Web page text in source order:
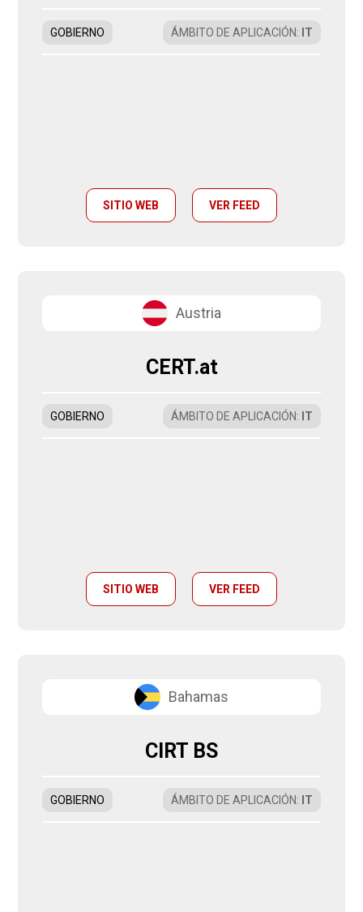
GOBIERNO ÁMBITO DE APLICACIÓN: IT
SITIO WEB VER FEED
Austria
CERT.at
GOBIERNO ÁMBITO DE APLICACIÓN: IT
SITIO WEB VER FEED
Bahamas
CIRT BS
GOBIERNO ÁMBITO DE APLICACIÓN: IT